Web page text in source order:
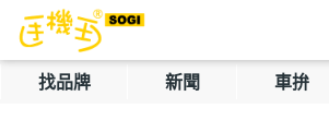
找品牌 新聞 車拚